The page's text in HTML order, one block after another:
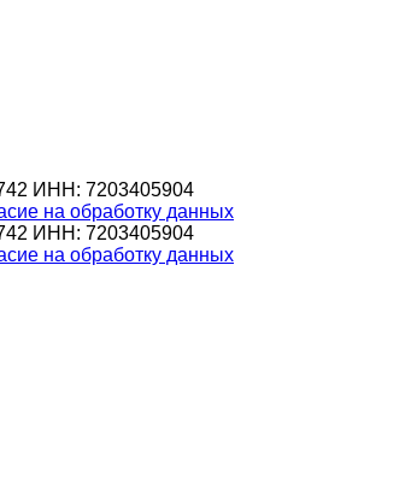
ИНН: 7203405904
на обработку данных
ИНН: 7203405904
на обработку данных